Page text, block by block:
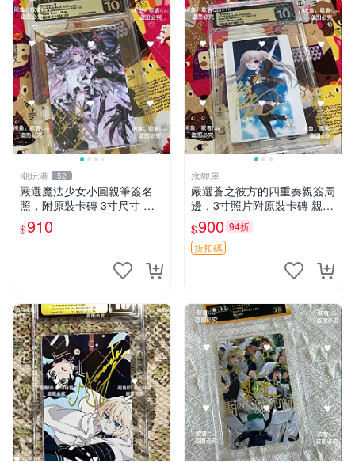
潮玩港 52
嚴選魔法少女小圓親筆簽名
照，附原裝卡磚 3寸尺寸 親
簽紀念品 小圓周邊 畫集 監督
親筆
$910
水狸屋
嚴選蒼之彼方的四重奏親簽周
邊，3寸照片附原裝卡磚 親簽
照 收藏級 影印品 杜蕾斯相紙
質地 限量版 Aokana Four Rh
ythm 藍光紀念照 簽名
$900 94折
折扣碼